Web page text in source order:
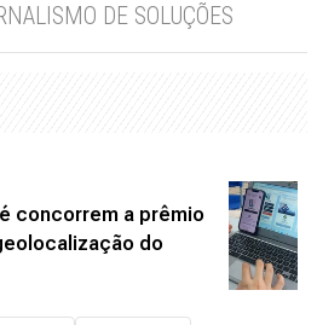
DE SOLUÇÕES
concorrem a prêmio
do